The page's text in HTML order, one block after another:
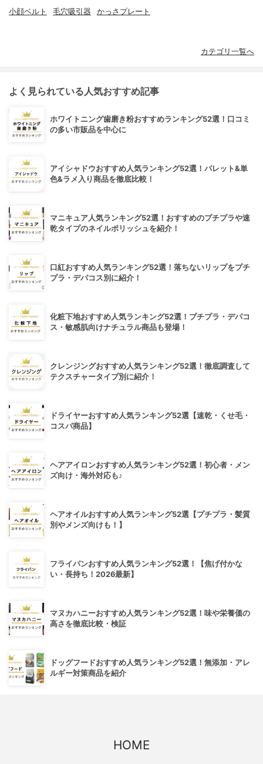
小顔ベルト 毛穴吸引器 かっさプレート
カテゴリ一覧へ
よく見られている人気おすすめ記事
ホワイトニング歯磨き粉おすすめランキング52選！口コミ
の多い市販品を中心に
アイシャドウおすすめ人気ランキング52選！パレット&単
色&ラメ入り商品を徹底比較！
マニキュア人気ランキング52選！おすすめのプチプラや速
乾タイプのネイルポリッシュを紹介！
口紅おすすめ人気ランキング52選！落ちないリップをプチ
プラ・デパコス別に紹介！
化粧下地おすすめ人気ランキング52選！プチプラ・デパコ
ス・敏感肌向けナチュラル商品も登場！
クレンジングおすすめ人気ランキング52選！徹底調査して
テクスチャータイプ別に紹介！
ドライヤーおすすめ人気ランキング52選【速乾・くせ毛・
コスパ商品】
ヘアアイロンおすすめ人気ランキング52選！初心者・メン
ズ向け・海外対応も♪
ヘアオイルおすすめ人気ランキング52選【プチプラ・髪質
別やメンズ向けも！】
フライパンおすすめ人気ランキング52選！【焦げ付かな
い・長持ち！2026最新】
マヌカハニーおすすめ人気ランキング52選！味や栄養価の
高さを徹底比較・検証
ドッグフードおすすめ人気ランキング52選！無添加・アレ
ルギー対策商品を紹介
HOME